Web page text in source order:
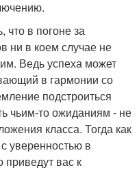
что в погоне за
ни в коем случае не
Ведь успеха может
в гармонии со
подстроиться
чьим-то ожиданиям - не
класса. Тогда как
уверенностью в
вас к